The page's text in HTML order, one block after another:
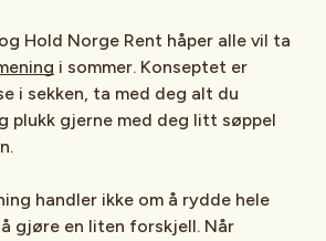
Hold Norge Rent håper alle vil ta
i sommer. Konseptet er
i sekken, ta med deg alt du
plukk gjerne med deg litt søppel
handler ikke om å rydde hele
gjøre en liten forskjell. Når